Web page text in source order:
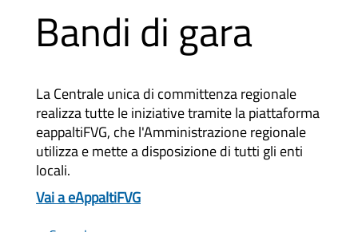
eProcurement
Supporto
Aree Merceologiche
Bandi di gara
La Centrale unica di committenza regionale
realizza tutte le iniziative tramite la piattaforma
eappaltiFVG, che l'Amministrazione regionale
utilizza e mette a disposizione di tutti gli enti
locali.
Vai a eAppaltiFVG